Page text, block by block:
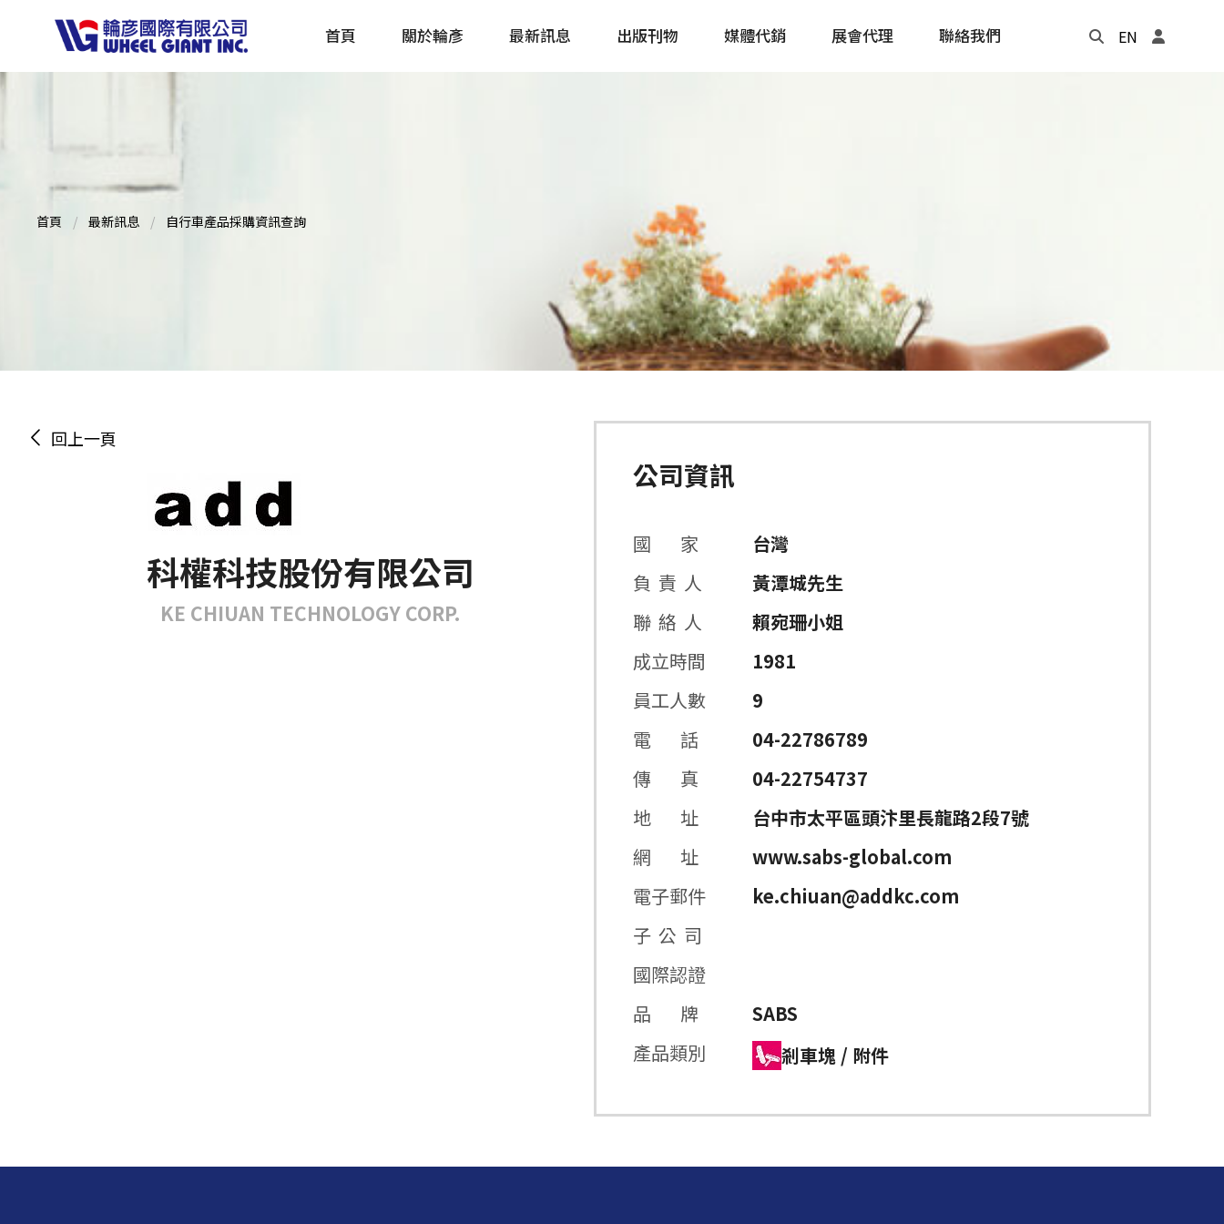
首頁 關於輪彥 最新訊息 出版刊物
戶外探索 Outside
主題書籍
媒體代銷 展會代理 聯絡我們 EN
首頁 最新訊息 自行車產品採購資訊查詢
回上一頁
科權科技股份有限公司
KE CHIUAN TECHNOLOGY CORP.
公司資訊
國 家
台灣
負 責 人
黃潭城先生
聯 絡 人
賴宛珊小姐
成立時間
1981
員工人數
9
電 話
04-22786789
傳 真
04-22754737
地 址
台中市太平區頭汴里長龍路2段7號
網 址
www.sabs-global.com
電子郵件
ke.chiuan@addkc.com
子 公 司
國際認證
品 牌
SABS
產品類別
剎車塊 / 附件